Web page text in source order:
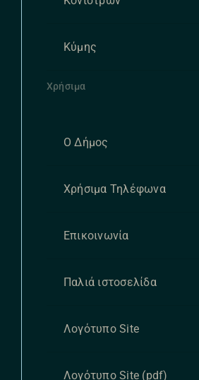
Κύμης
Χρήσιμα
Ο Δήμος
Χρήσιμα Τηλέφωνα
Επικοινωνία
Παλιά ιστοσελίδα
Λογότυπο Site
Λογότυπο Site (pdf)